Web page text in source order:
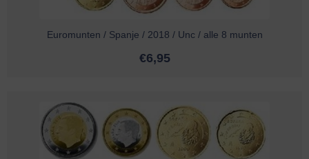
Euromunten / Spanje / 2018 / Unc / alle 8 munten
€6,95